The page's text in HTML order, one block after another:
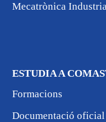
Mecatrònica
ESTUDIA A
Formacions
Documentació oficial